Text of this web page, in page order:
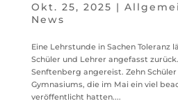
Okt. 25, 2025 |
News
Eine Lehrstunde in Sachen Toleranz
Schüler und Lehrer angefasst
Senftenberg angereist. Zehn
Gymnasiums, die im Mai ein viel
veröffentlicht hatten....